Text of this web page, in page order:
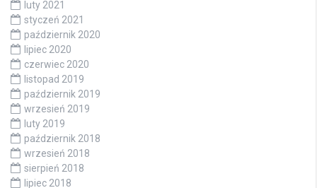
luty 2021
styczeń 2021
październik 2020
lipiec 2020
czerwiec 2020
listopad 2019
październik 2019
wrzesień 2019
luty 2019
październik 2018
wrzesień 2018
sierpień 2018
lipiec 2018